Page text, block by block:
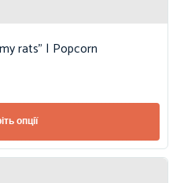
rats” | Popcorn
опції